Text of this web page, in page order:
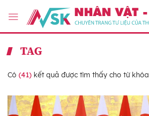
TAG
Có (41) kết quả được tìm thấy cho từ khóa